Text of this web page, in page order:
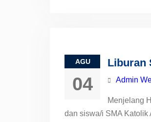
AGU
04
Liburan
Admin
Menjelang
dan siswa/i SMA Katolik